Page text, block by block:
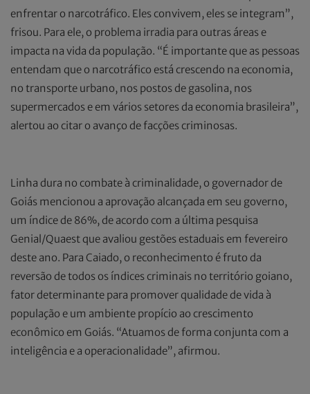
enfrentar o narcotráfico. Eles convivem, eles se integram”,
frisou. Para ele, o problema irradia para outras áreas e
impacta na vida da população. “É importante que as pessoas
entendam que o narcotráfico está crescendo na economia,
no transporte urbano, nos postos de gasolina, nos
supermercados e em vários setores da economia brasileira”,
alertou ao citar o avanço de facções criminosas.
Linha dura no combate à criminalidade, o governador de
Goiás mencionou a aprovação alcançada em seu governo,
um índice de 86%, de acordo com a última pesquisa
Genial/Quaest que avaliou gestões estaduais em fevereiro
deste ano. Para Caiado, o reconhecimento é fruto da
reversão de todos os índices criminais no território goiano,
fator determinante para promover qualidade de vida à
população e um ambiente propício ao crescimento
econômico em Goiás. “Atuamos de forma conjunta com a
inteligência e a operacionalidade”, afirmou.